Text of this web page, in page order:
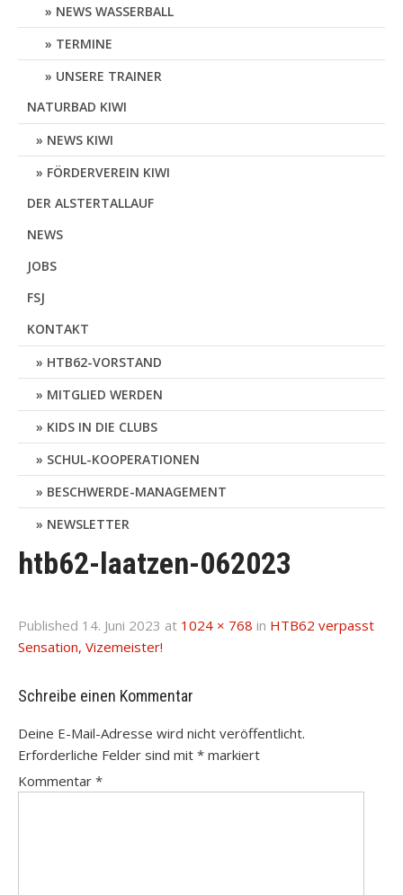
NEWS WASSERBALL
TERMINE
UNSERE TRAINER
NATURBAD KIWI
NEWS KIWI
FÖRDERVEREIN KIWI
DER ALSTERTALLAUF
NEWS
JOBS
FSJ
KONTAKT
HTB62-VORSTAND
MITGLIED WERDEN
KIDS IN DIE CLUBS
SCHUL-KOOPERATIONEN
BESCHWERDE-MANAGEMENT
NEWSLETTER
htb62-laatzen-062023
Published 14. Juni 2023 at 1024 × 768 in HTB62 verpasst
Sensation, Vizemeister!
Schreibe einen Kommentar
Deine E-Mail-Adresse wird nicht veröffentlicht.
Erforderliche Felder sind mit * markiert
Kommentar *